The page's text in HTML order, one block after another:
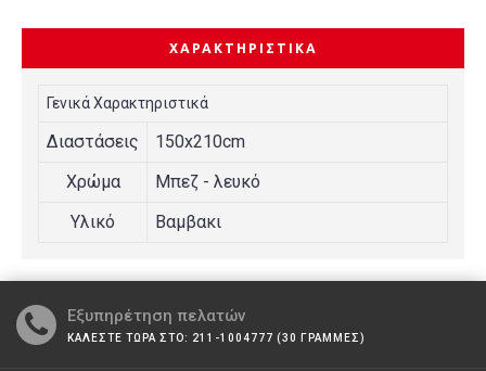
ΧΑΡΑΚΤΗΡΙΣΤΙΚΆ
Γενικά Χαρακτηριστικά
Διαστάσεις
150x210cm
Χρώμα
Μπεζ - λευκό
Υλικό
Βαμβακι
Εξυπηρέτηση πελατών
ΚΑΛΕΣΤΕ ΤΩΡΑ ΣΤΟ: 211-1004777 (30 ΓΡΑΜΜΕΣ)